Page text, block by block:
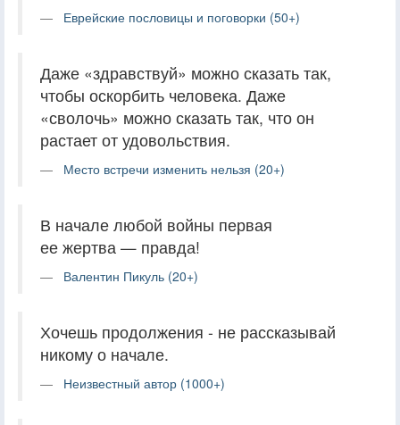
Еврейские пословицы и поговорки (50+)
Даже «здравствуй» можно сказать так,
чтобы оскорбить человека. Даже
«сволочь» можно сказать так, что он
растает от удовольствия.
Место встречи изменить нельзя (20+)
В начале любой войны первая
ее жертва — правда!
Валентин Пикуль (20+)
Хочешь продолжения - не рассказывай
никому о начале.
Неизвестный автор (1000+)